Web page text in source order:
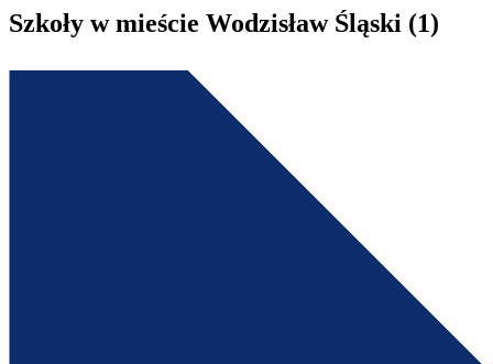
Szkoły w mieście Wodzisław Śląski (1)